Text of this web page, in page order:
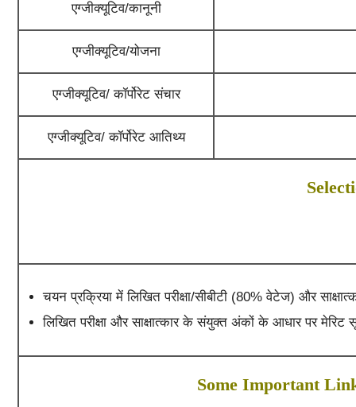
एग्जीक्यूटिव/कानूनी
एग्जीक्यूटिव/योजना
एग्जीक्यूटिव/ कॉर्पोरेट संचार
एग्जीक्यूटिव/ कॉर्पोरेट आतिथ्य
चयन प्रक्रिया में लिखित परीक्षा/सीबीटी (80% वेटेज) और
लिखित परीक्षा और साक्षात्कार के संयुक्त अंकों के आधार पर मेरिट
Some Important